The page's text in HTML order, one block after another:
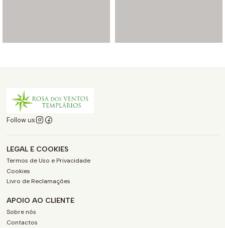
Follow us
LEGAL E COOKIES
Termos de Uso e Privacidade
Cookies
Livro de Reclamações
APOIO AO CLIENTE
Sobre nós
Contactos